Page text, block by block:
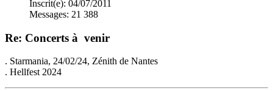
Inscrit(e): 04/07/2011
Messages: 21 388
Re: Concerts à venir
. Starmania, 24/02/24, Zénith de Nantes
. Hellfest 2024